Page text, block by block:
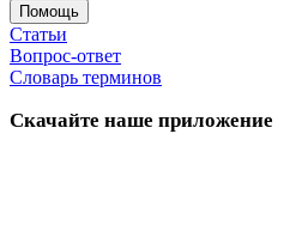
Помощь
Статьи
Вопрос-ответ
Словарь терминов
Скачайте наше приложение